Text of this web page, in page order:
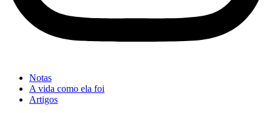
Notas
A vida como ela foi
Artigos